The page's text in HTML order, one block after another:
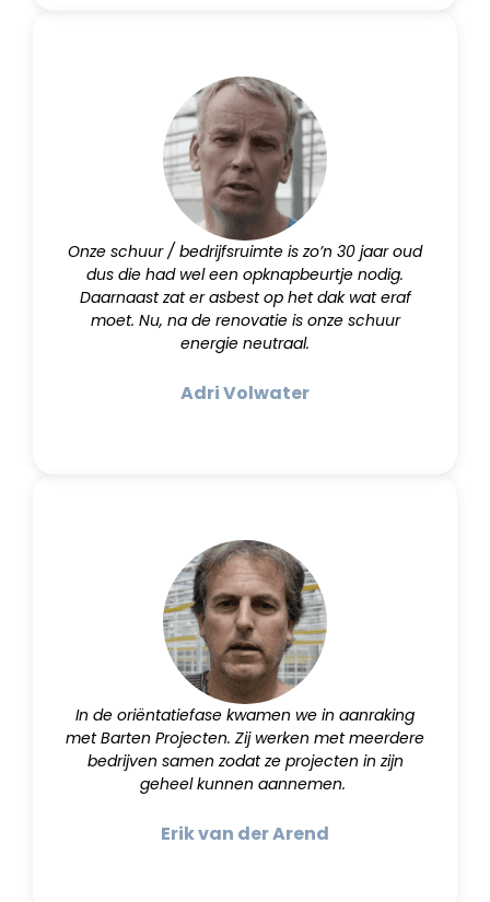
Onze schuur / bedrijfsruimte is zo’n 30 jaar oud
dus die had wel een opknapbeurtje nodig.
Daarnaast zat er asbest op het dak wat eraf
moet. Nu, na de renovatie is onze schuur
energie neutraal.
Adri Volwater
In de oriëntatiefase kwamen we in aanraking
met Barten Projecten. Zij werken met meerdere
bedrijven samen zodat ze projecten in zijn
geheel kunnen aannemen.
Erik van der Arend